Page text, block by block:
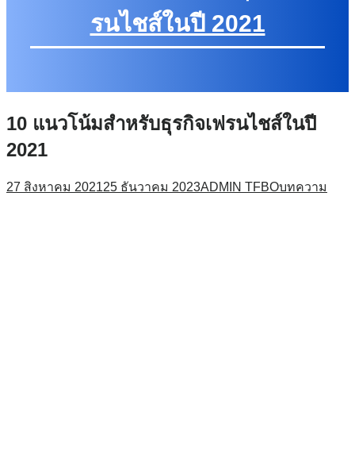
รนไชส์ในปี 2021
10 แนวโน้มสำหรับธุรกิจเฟรนไชส์ในปี
2021
27 สิงหาคม 202125 ธันวาคม 2023ADMIN TFBOบทความ